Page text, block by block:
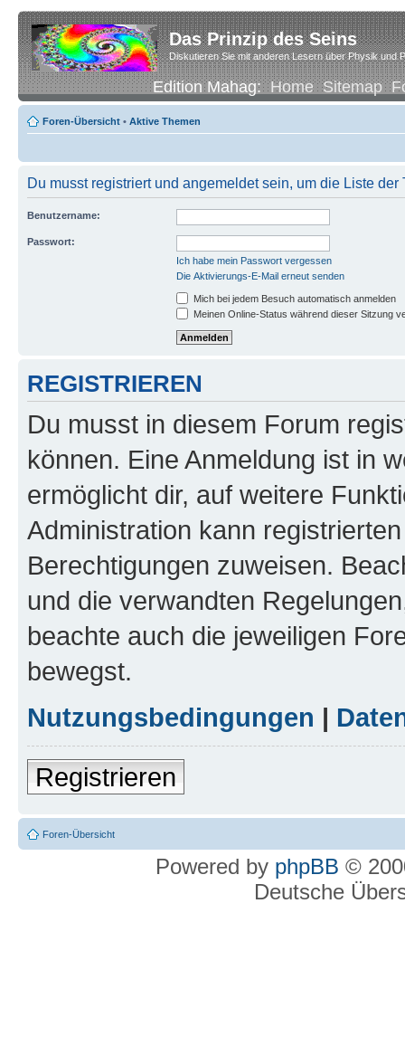
Das Prinzip des Seins
Diskutieren Sie mit anderen Lesern über Physik und
Edition Mahag:Home Sitemap
Foren-Übersicht • Aktive Themen
Du musst registriert und angemeldet sein, um die Liste
Benutzername:
Passwort:
Ich habe mein Passwort vergessen
Die Aktivierungs-E-Mail erneut senden
Mich bei jedem Besuch automatisch anmelden
Meinen Online-Status während dieser Sitzung
REGISTRIEREN
Du musst in diesem Forum
können. Eine Anmeldung ist in
ermöglicht dir, auf weitere
Administration kann
Berechtigungen zuweisen.
und die verwandten
beachte auch die jeweiligen
bewegst.
Nutzungsbedingungen |
Registrieren
Foren-Übersicht
Powered by phpBB ©
Deutsche